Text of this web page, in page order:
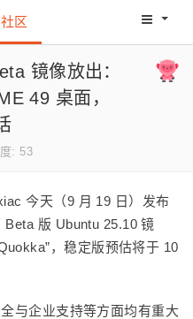
区 码农网
镜像放出：
49 桌面，
: 53
今天（9 月 19 日）发布
版 Ubuntu 25.10 镜
，稳定版预估将于 10
与企业支持等方面均有重大